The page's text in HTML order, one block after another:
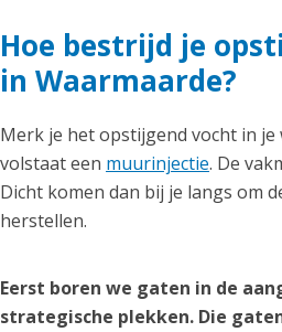
Hoe bestrijd je
in Waarmaarde?
Merk je het opstijgend vocht in je
volstaat een muurinjectie. De
Dicht komen dan bij je langs om
herstellen.
Eerst boren we gaten in de
strategische plekken. Die